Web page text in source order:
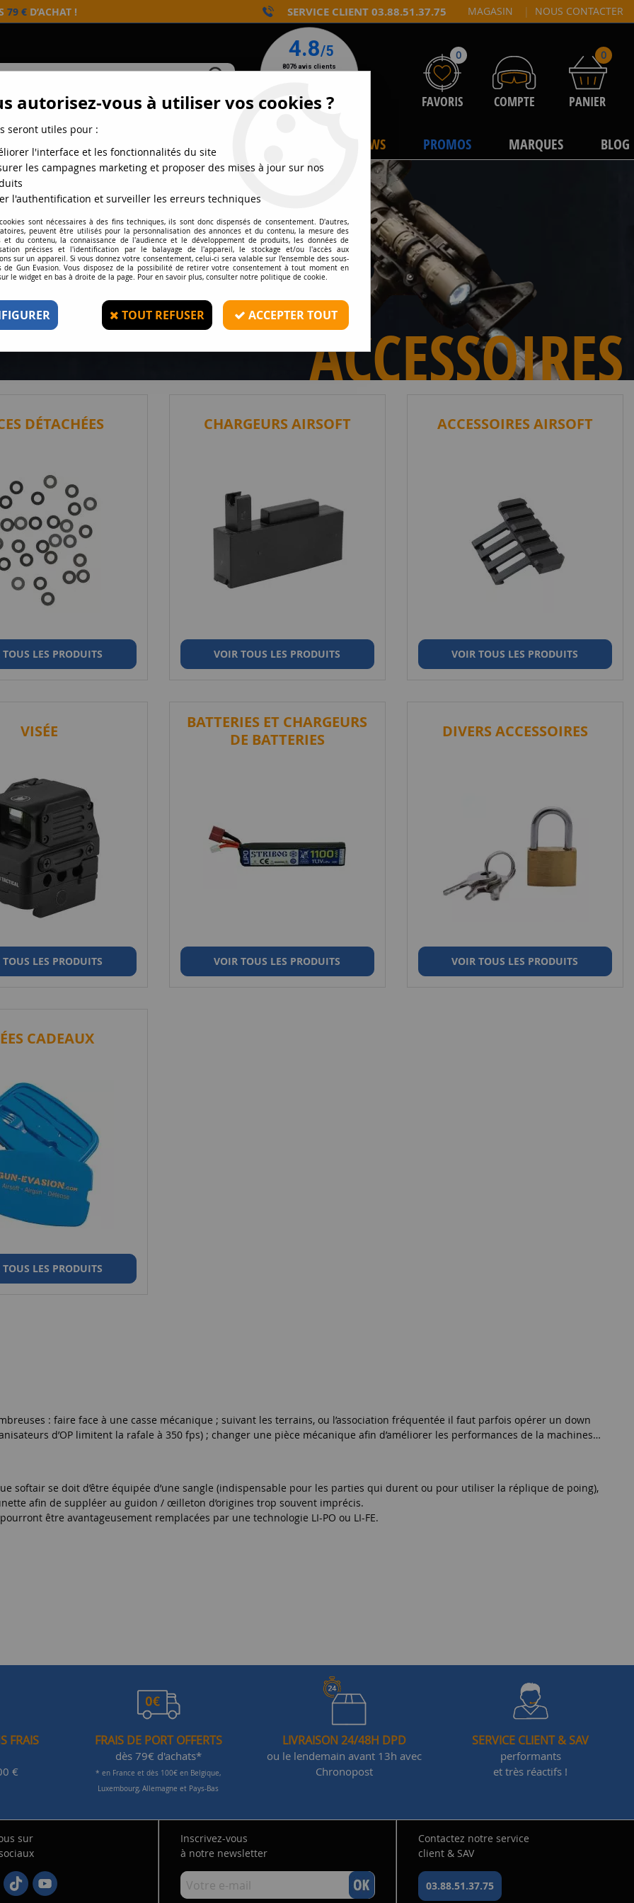
79 € D’ACHAT ! SERVICE CLIENT 03.88.51.37.75 MAGASIN | NOUS CONTACTER
0
FAVORIS COMPTE
0
PANIER
CONSOMMABLES AIRGUN NEWS PROMOS MARQUES BLOG
ÉQUIPER UNE RÉPLIQUE
de matériels et de pièces
upgrader ou downgrader,
de batteries, red-dot, lunettes
pour vous les
ACCESSOIRES
DÉTACHÉES
LES PRODUITS
CHARGEURS AIRSOFT
VOIR TOUS LES PRODUITS
ACCESSOIRES AIRSOFT
VOIR TOUS LES PRODUITS
VISÉE
LES PRODUITS
BATTERIES ET CHARGEURS
DE BATTERIES
VOIR TOUS LES PRODUITS
DIVERS ACCESSOIRES
VOIR TOUS LES PRODUITS
CADEAUX
LES PRODUITS
: faire face à une casse mécanique ; suivant les terrains, ou l’association fréquentée il faut parfois opérer un down
d’OP limitent la rafale à 350 fps) ; changer une pièce mécanique afin d’améliorer les performances de la machines…
softair se doit d’être équipée d’une sangle (indispensable pour les parties qui durent ou pour utiliser la réplique de poing),
afin de suppléer au guidon / œilleton d’origines trop souvent imprécis.
être avantageusement remplacées par une technologie LI-PO ou LI-FE.
FRAIS
€
FRAIS DE PORT OFFERTS
dès 79€ d'achats*
* en France et dès 100€ en Belgique,
Luxembourg, Allemagne et Pays-Bas
LIVRAISON 24/48H DPD
ou le lendemain avant 13h avec
Chronopost
SERVICE CLIENT & SAV
performants
et très réactifs !
sur
Inscrivez-vous
à notre newsletter
Contactez notre service
client & SAV
03.88.51.37.75
autorisez-vous à utiliser vos cookies ?
seront utiles pour :
l'interface et les fonctionnalités du site
les campagnes marketing et proposer des mises à jour sur nos
l'authentification et surveiller les erreurs techniques
sont nécessaires à des fins techniques, ils sont donc dispensés de consentement. D'autres,
peuvent être utilisés pour la personnalisation des annonces et du contenu, la mesure des
et du contenu, la connaissance de l'audience et le développement de produits, les données de
précises et l'identification par le balayage de l'appareil, le stockage et/ou l'accès aux
sur un appareil. Si vous donnez votre consentement, celui-ci sera valable sur l’ensemble des sous-
de Gun Evasion. Vous disposez de la possibilité de retirer votre consentement à tout moment en
le widget en bas à droite de la page. Pour en savoir plus, consulter notre politique de cookie.
TOUT REFUSER ACCEPTER TOUT